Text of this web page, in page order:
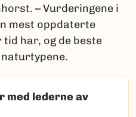
– Vurderingene i
mest oppdaterte
har, og de beste
med lederne av